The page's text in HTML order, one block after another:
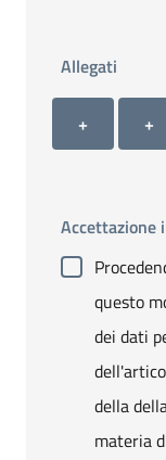
Allegati
Allegato 1
+ +
Accettazione
questo
dei dati
della
materia